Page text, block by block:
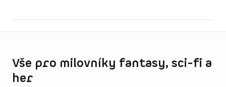
Vše pro milovníky fantasy, sci-fi a
her